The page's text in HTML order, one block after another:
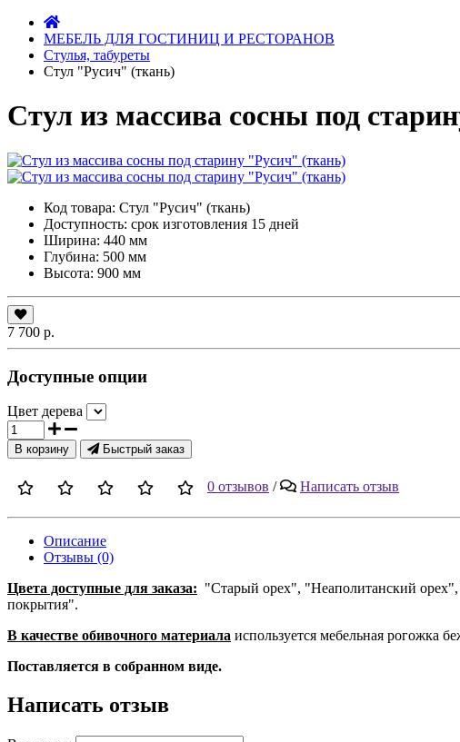
МЕБЕЛЬ ДЛЯ ГОСТИНИЦ И РЕСТОРАНОВ
Стулья, табуреты
Стул "Русич" (ткань)
Стул из массива сосны под
Код товара: Стул "Русич" (ткань)
Доступность: срок изготовления 15 дней
Ширина: 440 мм
Глубина: 500 мм
Высота: 900 мм
7 700 р.
Доступные опции
Цвет дерева
В корзину Быстрый заказ
0 отзывов / Написать отзыв
Описание
Отзывы (0)
Цвета доступные для заказа: "Старый орех", "Неаполитанский
покрытия".
В качестве обивочного материала используется мебельная рогожка
Поставляется в собранном виде.
Написать отзыв